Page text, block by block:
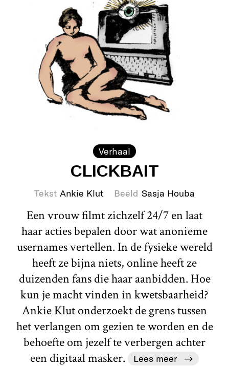
Verhaal
CLICKBAIT
Tekst Ankie Klut Beeld Sasja Houba
Een vrouw filmt zichzelf 24/7 en laat
haar acties bepalen door wat anonieme
usernames vertellen. In de fysieke wereld
heeft ze bijna niets, online heeft ze
duizenden fans die haar aanbidden. Hoe
kun je macht vinden in kwetsbaarheid?
Ankie Klut onderzoekt de grens tussen
het verlangen om gezien te worden en de
behoefte om jezelf te verbergen achter
een digitaal masker.
Lees meer